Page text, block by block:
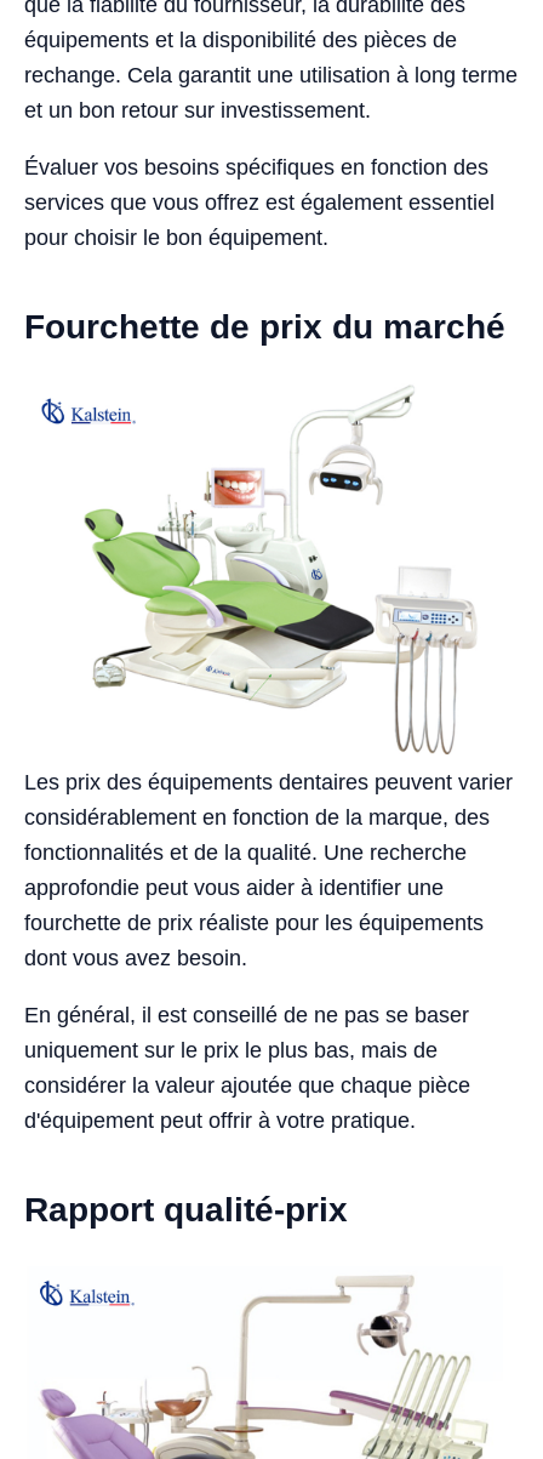
équipements et la disponibilité des pièces de
rechange. Cela garantit une utilisation à long terme
et un bon retour sur investissement.
Évaluer vos besoins spécifiques en fonction des
services que vous offrez est également essentiel
pour choisir le bon équipement.
Fourchette de prix du marché
Les prix des équipements dentaires peuvent varier
considérablement en fonction de la marque, des
fonctionnalités et de la qualité. Une recherche
approfondie peut vous aider à identifier une
fourchette de prix réaliste pour les équipements
dont vous avez besoin.
En général, il est conseillé de ne pas se baser
uniquement sur le prix le plus bas, mais de
considérer la valeur ajoutée que chaque pièce
d'équipement peut offrir à votre pratique.
Rapport qualité-prix